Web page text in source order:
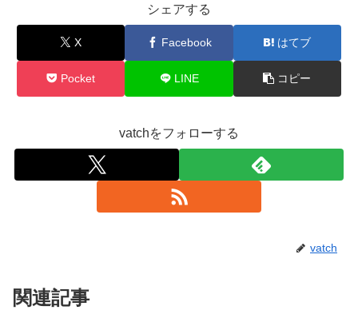
シェアする
X Facebook はてブ
Pocket LINE コピー
vatchをフォローする
vatch
関連記事